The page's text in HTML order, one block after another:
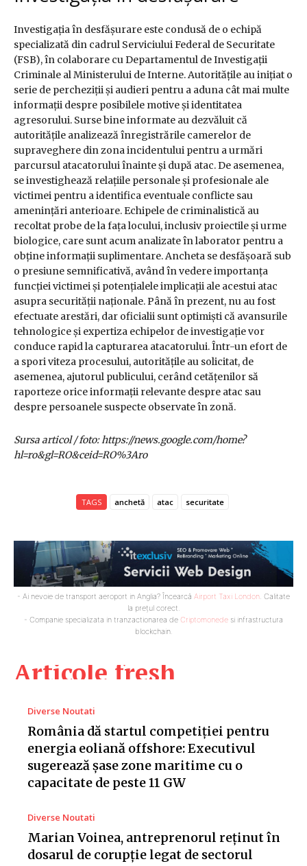
Articole fresh
Diverse Noutati
România dă startul competiției pentru
energia eoliană offshore: Executivul
sugerează șase zone maritime cu o
capacitate de peste 11 GW
Diverse Noutati
Marian Voinea, antreprenorul reținut în
dosarul de corupție legat de sectorul
Investigația în desfășurare este condusă de o echipă
specializată din cadrul Serviciului Federal de Securitate
(FSB), în colaborare cu Departamentul de Investigații
Criminale al Ministerului de Interne. Autoritățile au inițiat o
serie de percheziții și audieri pentru a aduna cât mai multe
informații despre posibilele motive și identitatea
agresorului. Surse bine informate au dezvăluit că
autoritățile analizează înregistrările camerelor de
supraveghere din zona incidentului pentru a urmări
parcursul atacatorului înainte și după atac. De asemenea,
se investighează relațiile personale și profesionale ale
victimei pentru a identifica eventuale conflicte sau
amenințări anterioare. Echipele de criminalistică au
recoltat probe de la fața locului, inclusiv proiectile și urme
biologice, care sunt acum analizate în laborator pentru a
obține informații suplimentare. Ancheta se desfășoară sub
o presiune semnificativă, având în vedere importanța
funcției victimei și potențialele implicații ale acestui atac
asupra securității naționale. Până în prezent, nu au fost
efectuate arestări, dar oficialii sunt optimiști că avansurile
tehnologice și expertiza echipelor de investigație vor
conduce rapid la capturarea atacatorului. Într-un efort de
a spori viteza procesului, autoritățile au solicitat, de
asemenea, ajutorul publicului, cerând cetățenilor să
raporteze orice informații relevante despre atac sau
despre persoanele suspecte observate în zonă.
Sursa articol / foto: https://news.google.com/home?
hl=ro&gl=RO&ceid=RO%3Aro
TAGS anchetă atac securitate
- Ai nevoie de transport aeroport in Anglia? Încearcă Airport Taxi London. Calitate
la prețul corect.
- Companie specializata in tranzactionarea de Criptomonede si infrastructura
blockchain.